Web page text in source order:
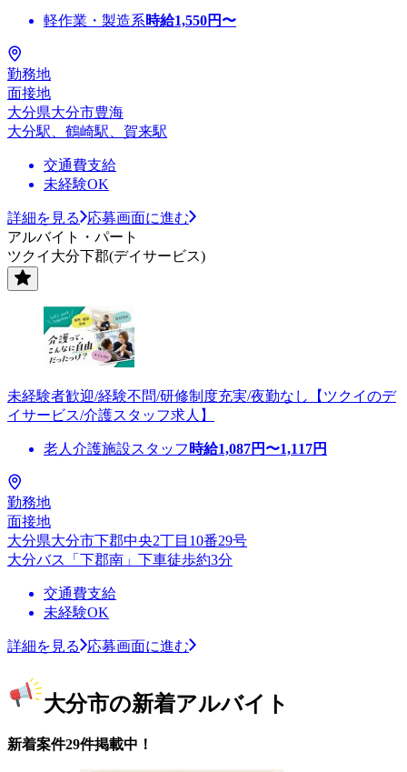
軽作業・製造系時給1,550円〜
勤務地
面接地
大分県大分市豊海
大分駅、鶴崎駅、賀来駅
交通費支給
未経験OK
詳細を見る
応募画面に進む
アルバイト・パート
ツクイ大分下郡(デイサービス)
未経験者歓迎/経験不問/研修制度充実/夜勤なし【ツクイのデ
イサービス/介護スタッフ求人】
老人介護施設スタッフ 時給1,087円〜1,117円
勤務地
面接地
大分県大分市下郡中央2丁目10番29号
大分バス「下郡南」下車徒歩約3分
交通費支給
未経験OK
詳細を見る 応募画面に進む
大分市の新着アルバイト
新着案件29件掲載中！